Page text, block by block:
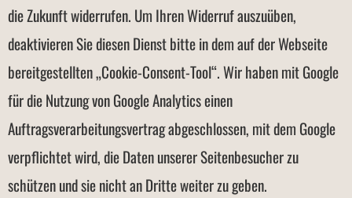
die Zukunft widerrufen. Um Ihren Widerruf auszuüben,
deaktivieren Sie diesen Dienst bitte in dem auf der Webseite
bereitgestellten „Cookie-Consent-Tool“. Wir haben mit Google
für die Nutzung von Google Analytics einen
Auftragsverarbeitungsvertrag abgeschlossen, mit dem Google
verpflichtet wird, die Daten unserer Seitenbesucher zu
schützen und sie nicht an Dritte weiter zu geben.